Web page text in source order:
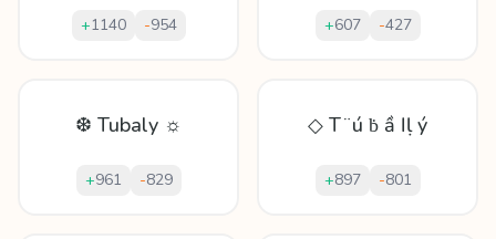
+1140 -954 +607 -427
❆ Tubaly ☼
+961 -829
◇ T ̈ ú ḃ ầ ӏ ḷ ý
+897 -801